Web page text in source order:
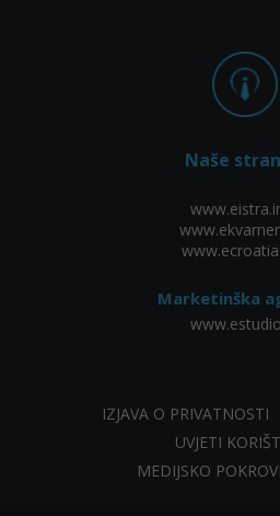
Naše
Marketinška
IZJAVA O PRIVATNOSTI
UVJETI
MEDIJSKO